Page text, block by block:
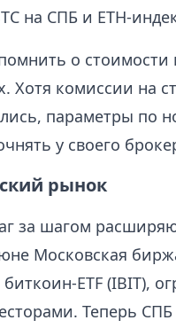
на СПБ и ETH-
о стоимости
комиссии на
параметры по
у своего
рынок
за шагом
Московская
(IBIT),
Теперь